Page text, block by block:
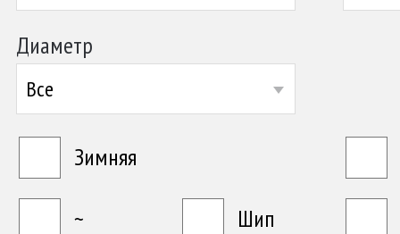
Диаметр
Все
Зимняя
~
Шип